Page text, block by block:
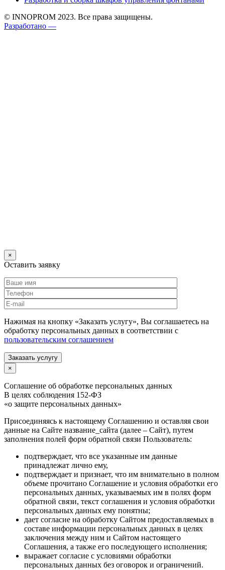
© INNOPROM 2023. Все права защищены.
Разработано —
×
Оставить заявку
Нажимая на кнопку «Заказать услугу», Вы соглашаетесь на
обработку персональных данных в соответствии с
пользовательским соглашением
Заказать услугу
×
Соглашение об обработке персональных данных
В целях соблюдения 152-ФЗ
«о защите персональных данных»
Присоединяясь к настоящему Соглашению и оставляя свои
данные на Сайте название_сайта (далее – Сайт), путем
заполнения полей форм обратной связи Пользователь:
подтверждает, что все указанные им данные
принадлежат лично ему,
подтверждает и признает, что им внимательно в полном
объеме прочитано Соглашение и условия обработки его
персональных данных, указываемых им в полях форм
обратной связи, текст соглашения и условия обработки
персональных данных ему понятны;
дает согласие на обработку Сайтом предоставляемых в
составе информации персональных данных в целях
заключения между ним и Сайтом настоящего
Соглашения, а также его последующего исполнения;
выражает согласие с условиями обработки
персональных данных без оговорок и ограничений.